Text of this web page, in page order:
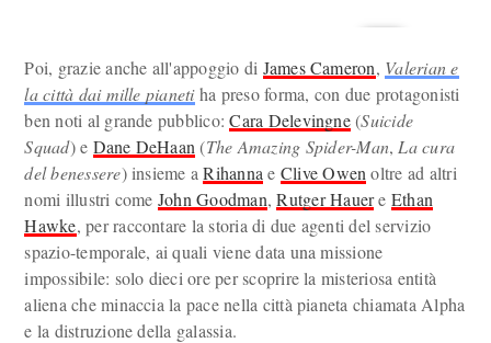
Poi, grazie anche all'appoggio di James Cameron, Valerian e
la città dai mille pianetiha preso forma, con due protagonisti
ben noti al grande pubblico:Cara Delevingne(Suicide
Squad) e Dane DeHaan (The Amazing Spider-Man, La cura
del benessere) insieme aRihanna e Clive Owen oltre ad altri
nomi illustri come John Goodman,Rutger Hauere Ethan
Hawke, per raccontare la storia di due agenti del servizio
spazio-temporale, ai quali viene data una missione
impossibile: solo dieci ore per scoprire la misteriosa entità
aliena che minaccia la pace nella città pianeta chiamata Alpha
e la distruzione della galassia.